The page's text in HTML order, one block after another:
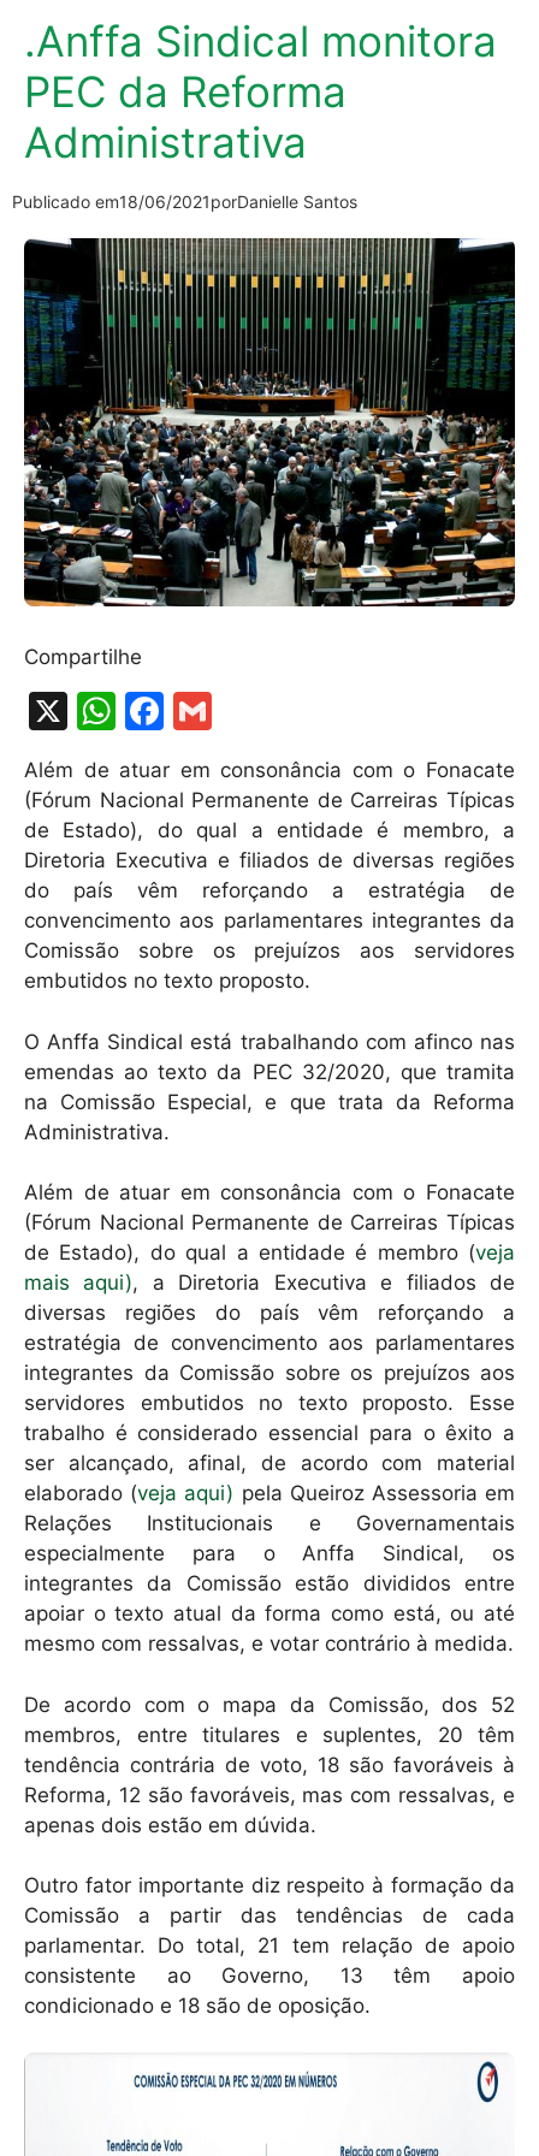
.Anffa Sindical monitora
PEC da Reforma
Administrativa
Publicado em18/06/2021porDanielle Santos
Compartilhe
X
W
at
s
A
p
p
F
c
e
b
o
o
k
ai
l
Além de atuar em consonância com o Fonacate
(Fórum Nacional Permanente de Carreiras Típicas
de Estado), do qual a entidade é membro, a
Diretoria Executiva e filiados de diversas regiões
do país vêm reforçando a estratégia de
convencimento aos parlamentares integrantes da
Comissão sobre os prejuízos aos servidores
embutidos no texto proposto.
O Anffa Sindical está trabalhando com afinco nas
emendas ao texto da PEC 32/2020, que tramita
na Comissão Especial, e que trata da Reforma
Administrativa.
Além de atuar em consonância com o Fonacate
(Fórum Nacional Permanente de Carreiras Típicas
de Estado), do qual a entidade é membro (veja
mais aqui), a Diretoria Executiva e filiados de
diversas regiões do país vêm reforçando a
estratégia de convencimento aos parlamentares
integrantes da Comissão sobre os prejuízos aos
servidores embutidos no texto proposto. Esse
trabalho é considerado essencial para o êxito a
ser alcançado, afinal, de acordo com material
elaborado (veja aqui) pela Queiroz Assessoria em
Relações Institucionais e Governamentais
especialmente para o Anffa Sindical, os
integrantes da Comissão estão divididos entre
apoiar o texto atual da forma como está, ou até
mesmo com ressalvas, e votar contrário à medida.
De acordo com o mapa da Comissão, dos 52
membros, entre titulares e suplentes, 20 têm
tendência contrária de voto, 18 são favoráveis à
Reforma, 12 são favoráveis, mas com ressalvas, e
apenas dois estão em dúvida.
Outro fator importante diz respeito à formação da
Comissão a partir das tendências de cada
parlamentar. Do total, 21 tem relação de apoio
consistente ao Governo, 13 têm apoio
condicionado e 18 são de oposição.